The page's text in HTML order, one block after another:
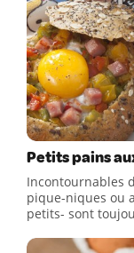
Petits pains
Incontournables
pique-niques ou
petits- sont